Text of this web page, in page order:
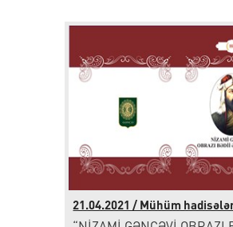
21.04.2021 / Mühüm